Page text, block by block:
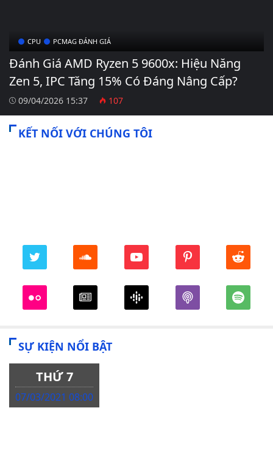
CPU PCMAG ĐÁNH GIÁ
Đánh Giá AMD Ryzen 5 9600x: Hiệu Năng
Zen 5, IPC Tăng 15% Có Đáng Nâng Cấp?
09/04/2026 15:37 107
KẾT NỐI VỚI CHÚNG TÔI
SỰ KIỆN NỔI BẬT
THỨ 7
07/03/2021 08:00